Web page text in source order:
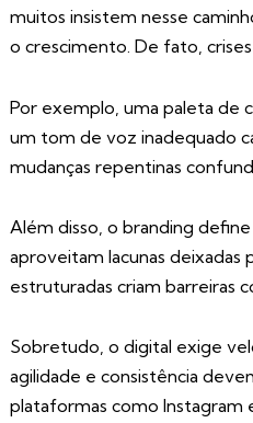
muitos insistem nesse
o crescimento. De fato,
Por exemplo, uma paleta de
um tom de voz inadequado
mudanças repentinas
Além disso, o branding
aproveitam lacunas deixadas
estruturadas criam barreiras
Sobretudo, o digital exige
agilidade e consistência
plataformas como Instagram